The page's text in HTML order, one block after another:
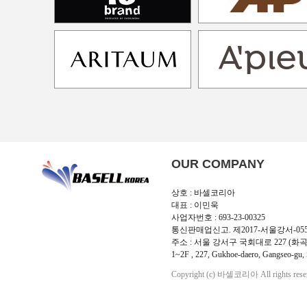
OUR COMPANY
상호 : 바셀코리아
대표 : 이민욱
사업자번호 : 693-23-00325
통신판매업신고. 제2017-서울강서-
주소 : 서울 강서구 국회대로 227 (화
1~2F , 227, Gukhoe-daero, Gangseo-
Copyright (c) 바셀코리아 All rights